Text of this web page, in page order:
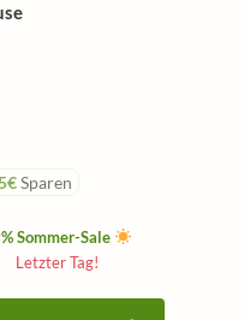
Sparen
Sommer-Sale
Letzter Tag!